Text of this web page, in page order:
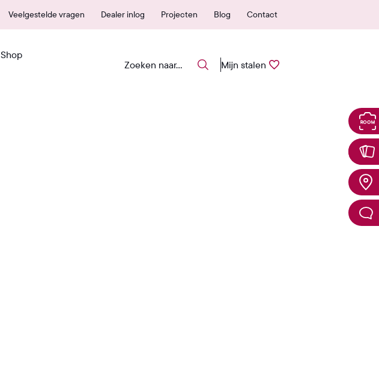
600+ erkende verkooppunten
Veelgestelde vragen Dealer inlog Projecten Blog Contact
Shop
Mijn stalen